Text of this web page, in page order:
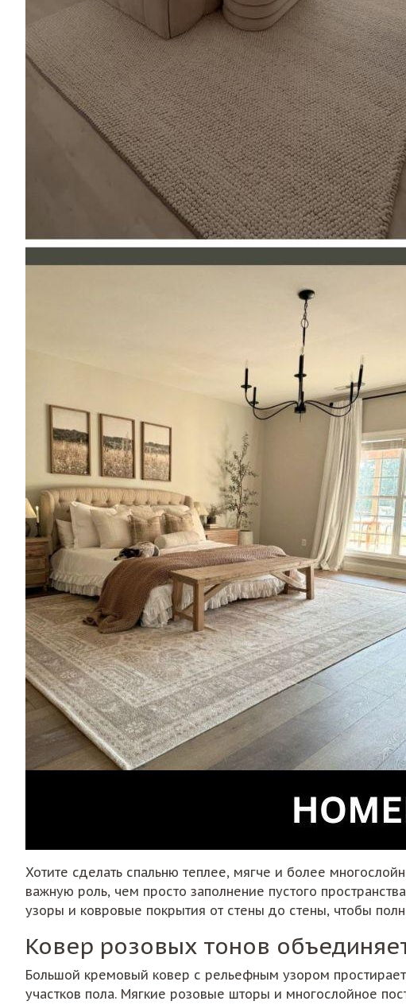
Хотите сделать спальню теплее, мягче и более
важную роль, чем просто заполнение пустого
узоры и ковровые покрытия от стены до стены, чтобы
Ковер розовых тонов
Большой кремовый ковер с рельефным узором
участков пола. Мягкие розовые шторы и многослойное